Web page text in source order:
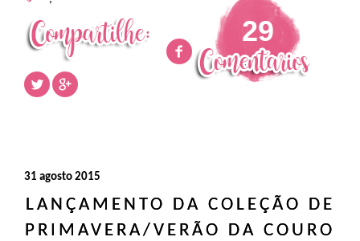
29
31 agosto 2015
LANÇAMENTO DA COLEÇÃO DE
PRIMAVERA/VERÃO DA COURO